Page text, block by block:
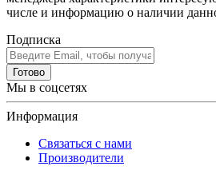
числе и информацию о наличии
Подписка
Готово
Мы в соцсетях
Информация
Связаться с нами
Производители